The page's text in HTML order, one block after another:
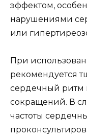
эффектом,
нарушениями
или
При
рекомендуется
сердечный ритм
сокращений. В
частоты